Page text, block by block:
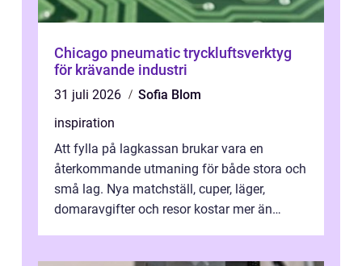
Chicago pneumatic tryckluftsverktyg
för krävande industri
31 juli 2026
Sofia Blom
inspiration
Att fylla på lagkassan brukar vara en
återkommande utmaning för både stora och
små lag. Nya matchställ, cuper, läger,
domaravgifter och resor kostar mer än